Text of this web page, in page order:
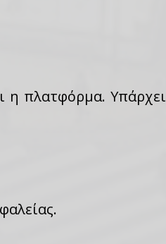
η πλατφόρμα. Υπάρχει